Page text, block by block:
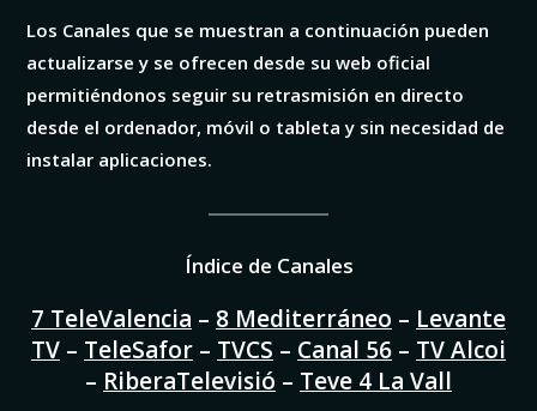
Los Canales que se muestran a continuación pueden
actualizarse y se ofrecen desde su web oficial
permitiéndonos seguir su retrasmisión en directo
desde el ordenador, móvil o tableta y sin necesidad de
instalar aplicaciones.
Índice de Canales
7 TeleValencia – 8 Mediterráneo – Levante
TV – TeleSafor – TVCS – Canal 56 – TV Alcoi
– RiberaTelevisió – Teve 4 La Vall